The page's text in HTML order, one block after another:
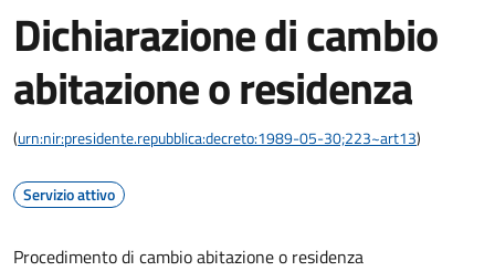
Dichiarazione di cambio
abitazione o residenza
(urn:nir:presidente.repubblica:decreto:1989-05-30;223~art13)
Servizio attivo
Procedimento di cambio abitazione o residenza